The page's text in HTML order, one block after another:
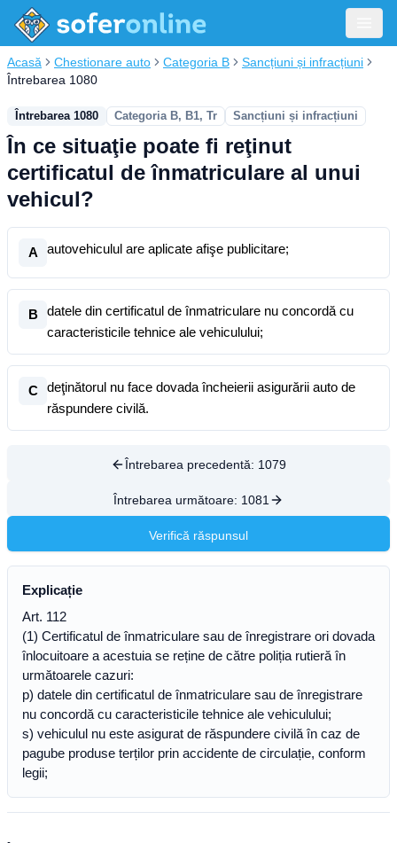
Acasă Chestionare auto Categoria B
Sancțiuni și infracțiuni
Întrebarea 1080
Întrebarea 1080 Categoria B, B1, Tr Sancțiuni și infracțiuni
În ce situaţie poate fi reţinut
certificatul de înmatriculare al unui
vehicul?
A autovehiculul are aplicate afişe publicitare;
B
datele din certificatul de înmatriculare nu concordă cu
caracteristicile tehnice ale vehiculului;
C
deţinătorul nu face dovada încheierii asigurării auto de
răspundere civilă.
Întrebarea precedentă: 1079
Întrebarea următoare: 1081
Verifică răspunsul
Explicație
Art. 112
(1) Certificatul de înmatriculare sau de înregistrare ori dovada
înlocuitoare a acestuia se reține de către poliția rutieră în
următoarele cazuri:
p) datele din certificatul de înmatriculare sau de înregistrare
nu concordă cu caracteristicile tehnice ale vehiculului;
s) vehiculul nu este asigurat de răspundere civilă în caz de
pagube produse terților prin accidente de circulație, conform
legii;